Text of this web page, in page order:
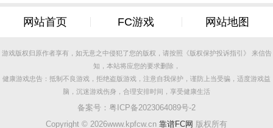
网站首页 FC游戏 网站地图
游戏版权归原作者享有，如无意之中侵犯了您的版权，请按照《版权保护投诉指引》 来信告
知，本站将应您的要求删除，
健康游戏忠告：抵制不良游戏，拒绝盗版游戏，注意自我保护，谨防上当受骗，适度游戏益
脑，沉迷游戏伤身，合理安排时间，享受健康生活
备案号： 粤ICP备2023064089号-2
Copyright © 2026www.kpfcw.cn 靠谱FC网 版权所有